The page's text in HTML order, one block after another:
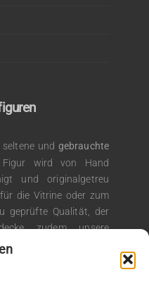
und gebrauchte
wird von Hand
und originalgetreu
die Vitrine oder zum
geprüfte Qualität, der
zudem unsere
für kreative